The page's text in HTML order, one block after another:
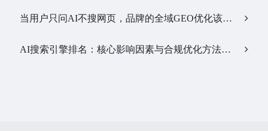
当用户只问AI不搜网页，品牌的全域GEO优化该交给谁？…
AI搜索引擎排名：核心影响因素与合规优化方法…